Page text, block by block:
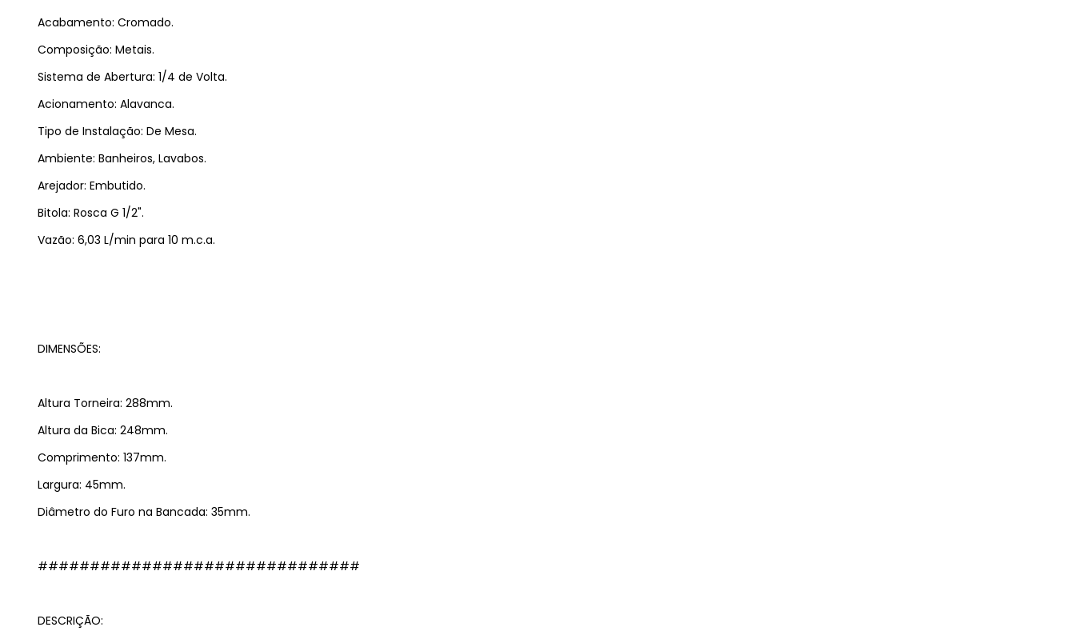
Acabamento: Cromado.
Composição: Metais.
Sistema de Abertura: 1/4 de Volta.
Acionamento: Alavanca.
Tipo de Instalação: De Mesa.
Ambiente: Banheiros, Lavabos.
Arejador: Embutido.
Bitola: Rosca G 1/2".
Vazão: 6,03 L/min para 10 m.c.a.
DIMENSÕES:
Altura Torneira: 288mm.
Altura da Bica: 248mm.
Comprimento: 137mm.
Largura: 45mm.
Diâmetro do Furo na Bancada: 35mm.
###############################
DESCRIÇÃO: